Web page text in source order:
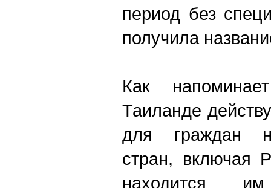
период без
получила
Как
Таиланде
для граждан
стран, включая
находится